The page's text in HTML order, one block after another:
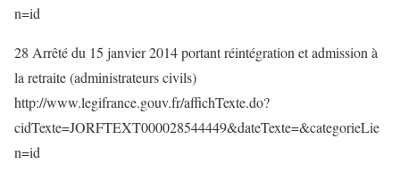
n=id
28 Arrêté du 15 janvier 2014 portant réintégration et admission à
la retraite (administrateurs civils)
http://www.legifrance.gouv.fr/affichTexte.do?
cidTexte=JORFTEXT000028544449&dateTexte=&categorieLie
n=id